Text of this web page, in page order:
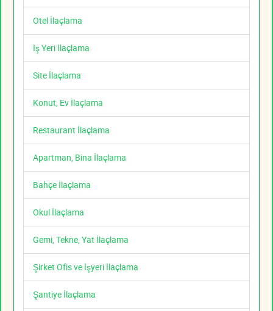
Otel İlaçlama
İş Yeri İlaçlama
Site İlaçlama
Konut, Ev İlaçlama
Restaurant İlaçlama
Apartman, Bina İlaçlama
Bahçe İlaçlama
Okul İlaçlama
Gemi, Tekne, Yat İlaçlama
Şirket Ofis ve İşyeri İlaçlama
Şantiye İlaçlama